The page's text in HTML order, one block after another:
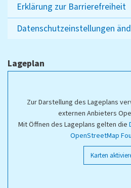
Erklärung zur Barrierefreiheit
Datenschutzeinstellungen
Lageplan
Zur Darstellung des Lageplans
externen Anbieters
Mit Öffnen des Lageplans gelten die
OpenStreetMap
Karten